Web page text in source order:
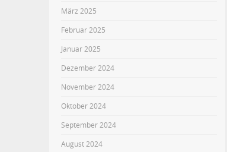
März 2025
Februar 2025
Januar 2025
Dezember 2024
November 2024
Oktober 2024
September 2024
August 2024